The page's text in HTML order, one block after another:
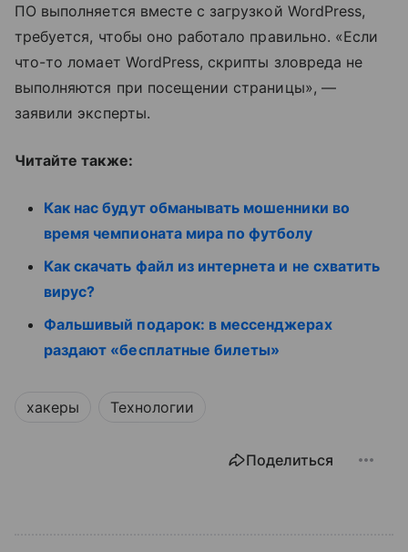
ПО выполняется вместе с загрузкой WordPress,
требуется, чтобы оно работало правильно. «Если
что-то ломает WordPress, скрипты зловреда не
выполняются при посещении страницы», —
заявили эксперты.
Читайте также:
Как нас будут обманывать мошенники во
время чемпионата мира по футболу
Как скачать файл из интернета и не схватить
вирус?
Фальшивый подарок: в мессенджерах
раздают «бесплатные билеты»
хакеры Технологии
Поделиться